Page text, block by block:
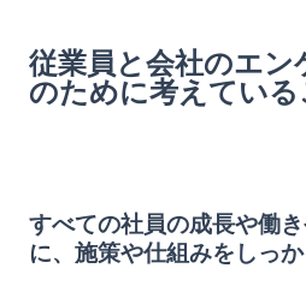
従業員と会社のエン
のために考えている
すべての社員の成長や働
に、施策や仕組みをしっ